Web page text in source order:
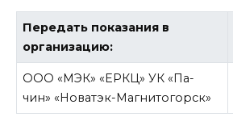
Передать показания в
организацию:
ООО «МЭК» «ЕРКЦ» УК «Па-
чин» «Новатэк-Магнитогорск»